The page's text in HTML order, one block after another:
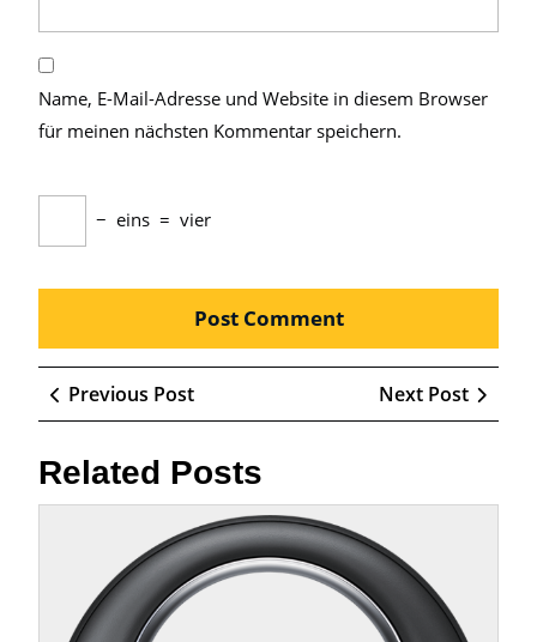
Name, E-Mail-Adresse und Website in diesem Browser
für meinen nächsten Kommentar speichern.
− eins = vier
Beitragsnavigation
Previous PostPrevious
Post
Next Post
Next
Post
Related Posts